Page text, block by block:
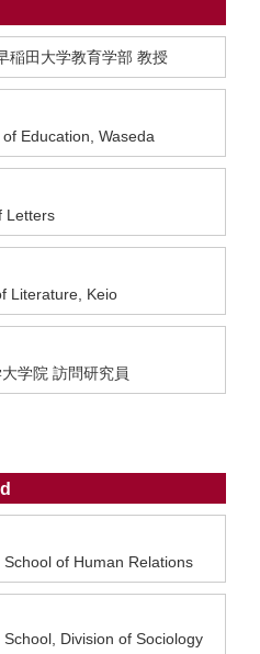
稲田大学教育学部 教授
Education, Waseda
Letters
Literature, Keio
学院 訪問研究員
of Human Relations
Division of Sociology